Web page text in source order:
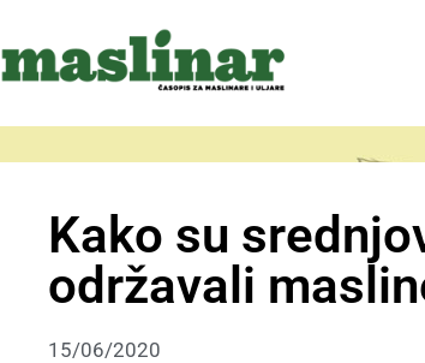
Kako su
održavali
15/06/2020